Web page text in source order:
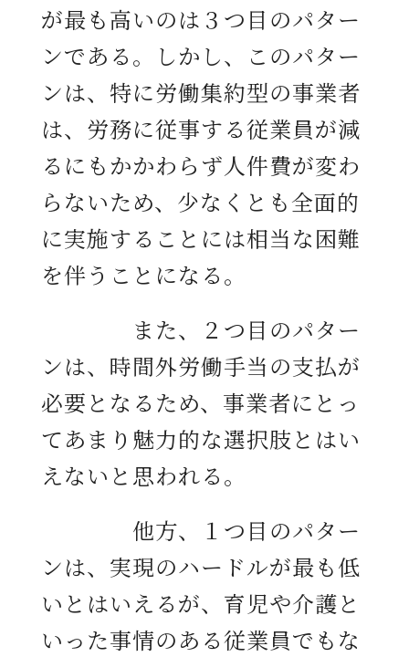
が最も高いのは３つ目のパター
ンである。しかし、このパター
ンは、特に労働集約型の事業者
は、労務に従事する従業員が減
るにもかかわらず人件費が変わ
らないため、少なくとも全面的
に実施することには相当な困難
を伴うことになる。
また、２つ目のパター
ンは、時間外労働手当の支払が
必要となるため、事業者にとっ
てあまり魅力的な選択肢とはい
えないと思われる。
他方、１つ目のパター
ンは、実現のハードルが最も低
いとはいえるが、育児や介護と
いった事情のある従業員でもな